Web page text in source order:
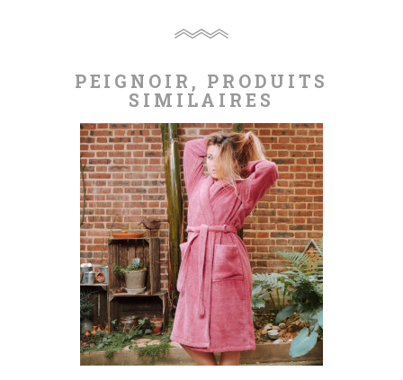
PEIGNOIR, PRODUITS
SIMILAIRES